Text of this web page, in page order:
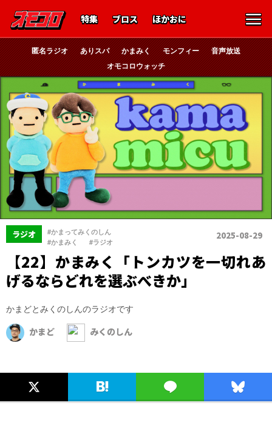
特集 ブロス ほかおに
匿名ラジオ ありスパ かまみく モンフィー
音声放送
オモコロウォッチ
ラジオ #かまってみくのしん
#かまみく #ラジオ
2025-08-29
【22】かまみく「トンカツを一切れあ
げるならどれを選ぶべきか」
かまどとみくのしんのラジオです
かまど
みくのしん